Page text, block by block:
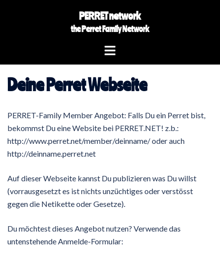
PERRET network
the Perret Family Network
Toggle
Deine Perret Webseite
PERRET-Family Member Angebot: Falls Du ein Perret bist,
bekommst Du eine Website bei PERRET.NET! z.b.:
http://www.perret.net/member/deinname/ oder auch
http://deinname.perret.net
Auf dieser Webseite kannst Du publizieren was Du willst
(vorrausgesetzt es ist nichts unzüchtiges oder verstösst
gegen die Netikette oder Gesetze).
Du möchtest dieses Angebot nutzen? Verwende das
untenstehende Anmelde-Formular: